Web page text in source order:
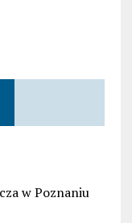
w Poznaniu